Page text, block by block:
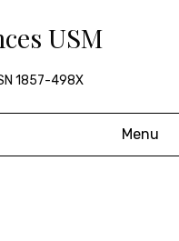
USM
1857-498X
Menu